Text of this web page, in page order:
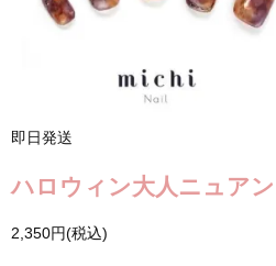
即日発送
ハロウィン大人ニュア
2,350円(税込)